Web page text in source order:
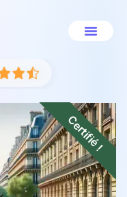
Certifié !